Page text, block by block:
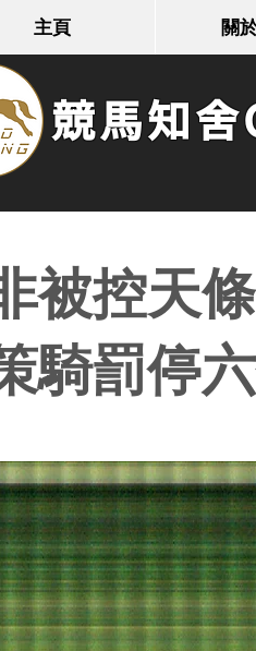
主頁 關
競馬知
被控天
騎罰停